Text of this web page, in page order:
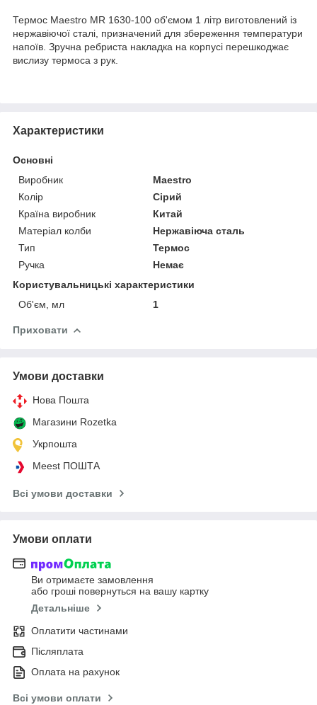
Термос Maestro MR 1630-100 об'ємом 1 літр виготовлений із
нержавіючої сталі, призначений для збереження температури
напоїв. Зручна ребриста накладка на корпусі перешкоджає
вислизу термоса з рук.
Характеристики
Основні
Виробник
Maestro
Колір
Сірий
Країна виробник
Китай
Матеріал колби
Нержавіюча сталь
Тип
Термос
Ручка
Немає
Користувальницькі характеристики
Об'єм, мл
1
Приховати
Умови доставки
Нова Пошта
Магазини Rozetka
Укрпошта
Meest ПОШТА
Всі умови доставки
Умови оплати
Ви отримаєте замовлення
або гроші повернуться на вашу картку
Детальніше
Оплатити частинами
Післяплата
Оплата на рахунок
Всі умови оплати